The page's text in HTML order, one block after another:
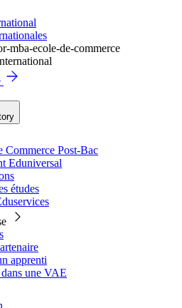
Commerce Post-Bac
Eduniversal
études
apprenti
une VAE